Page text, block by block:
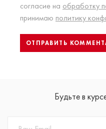
согласие на обработку
принимаю политику
Будьте в